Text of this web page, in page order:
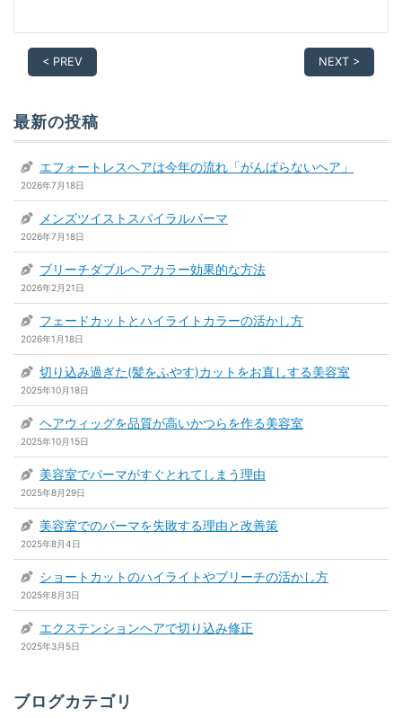
< PREV NEXT >
最新の投稿
エフォートレスヘアは今年の流れ「がんばらないヘア」
2026年7月18日
メンズツイストスパイラルパーマ
2026年7月18日
ブリーチダブルヘアカラー効果的な方法
2026年2月21日
フェードカットとハイライトカラーの活かし方
2026年1月18日
切り込み過ぎた(髪をふやす)カットをお直しする美容室
2025年10月18日
ヘアウィッグを品質が高いかつらを作る美容室
2025年10月15日
美容室でパーマがすぐとれてしまう理由
2025年8月29日
美容室でのパーマを失敗する理由と改善策
2025年8月4日
ショートカットのハイライトやブリーチの活かし方
2025年8月3日
エクステンションヘアで切り込み修正
2025年3月5日
ブログカテゴリ